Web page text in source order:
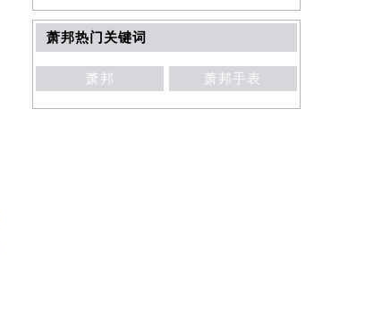
萧邦热门关键词
萧邦 萧邦手表